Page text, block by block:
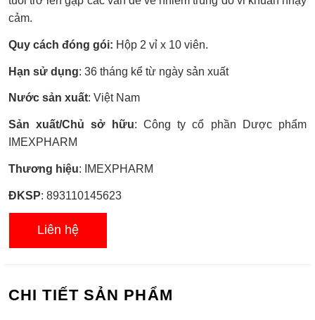
cảm.
Quy cách đóng gói: Hộp 2 vỉ x 10 viên.
Hạn sử dụng: 36 tháng kể từ ngày sản xuất
Nước sản xuất: Việt Nam
Sản xuất/Chủ sở hữu: Công ty cổ phần Dược phẩm
IMEXPHARM
Thương hiệu: IMEXPHARM
ĐKSP: 893110145623
Liên hệ
CHI TIẾT SẢN PHẨM